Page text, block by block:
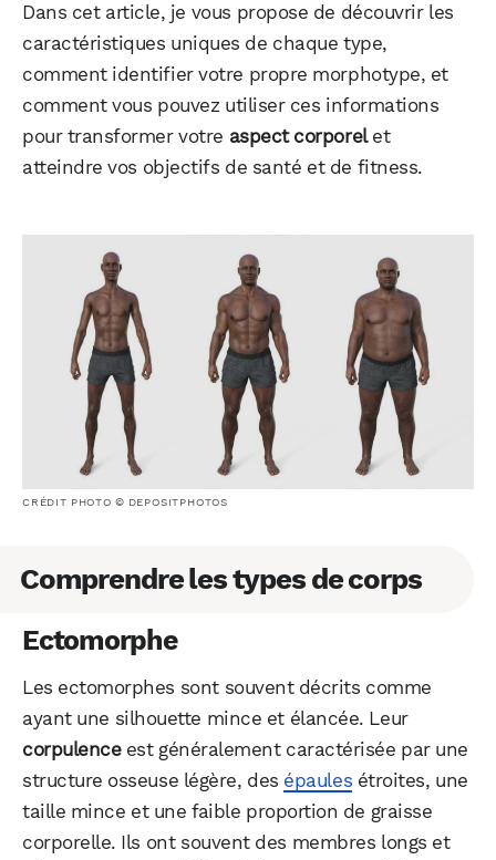
Dans cet article, je vous propose de découvrir les
caractéristiques uniques de chaque type,
comment identifier votre propre morphotype, et
comment vous pouvez utiliser ces informations
pour transformer votre aspect corporelet
atteindre vos objectifs de santé et de fitness.
CRÉDIT PHOTO © DEPOSITPHOTOS
Comprendre les types de corps
Ectomorphe
Les ectomorphes sont souvent décrits comme
ayant une silhouette mince et élancée. Leur
corpulenceest généralement caractérisée par une
structure osseuse légère, des épaules étroites, une
taille mince et une faible proportion de graisse
corporelle. Ils ont souvent des membres longs et